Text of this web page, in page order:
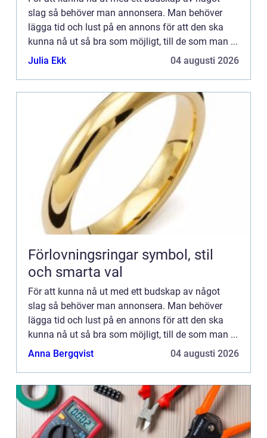
slag så behöver man annonsera. Man behöver
lägga tid och lust på en annons för att den ska
kunna nå ut så bra som möjligt, till de som man ...
Julia Ekk
04 augusti 2026
Förlovningsringar symbol, stil
och smarta val
För att kunna nå ut med ett budskap av något
slag så behöver man annonsera. Man behöver
lägga tid och lust på en annons för att den ska
kunna nå ut så bra som möjligt, till de som man ...
Anna Bergqvist
04 augusti 2026